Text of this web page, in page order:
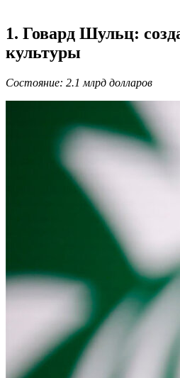
1. Говард Шульц:
культуры
Состояние: 2.1 млрд долларов